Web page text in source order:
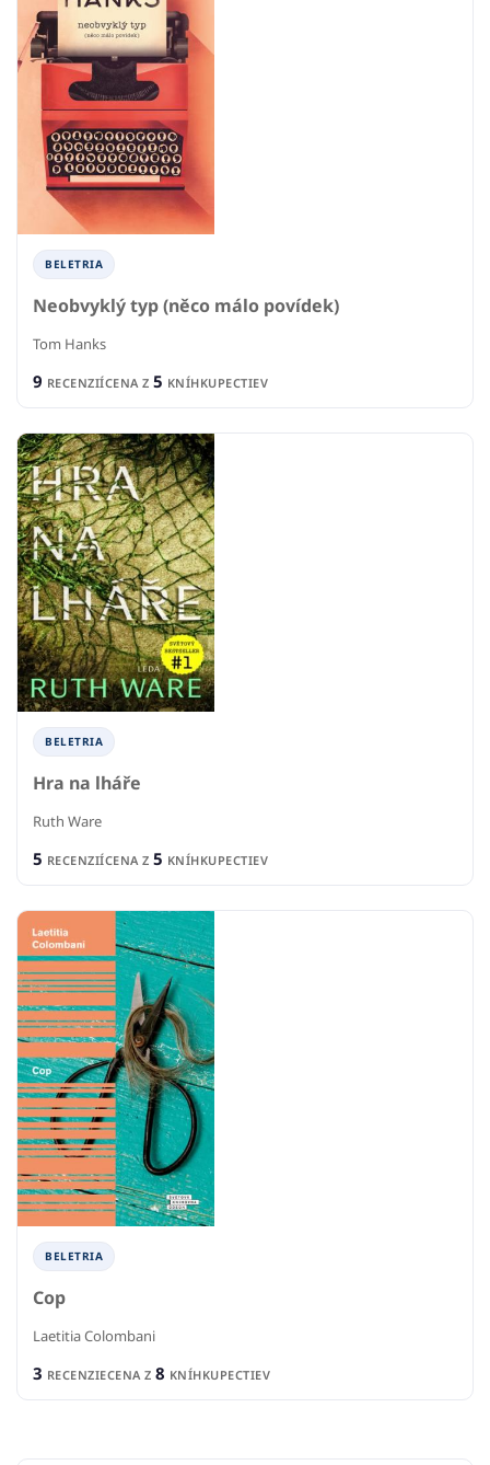
BELETRIA
Neobvyklý typ (něco málo povídek)
Tom Hanks
9 RECENZIÍCENA Z 5 KNÍHKUPECTIEV
BELETRIA
Hra na lháře
Ruth Ware
5 RECENZIÍCENA Z 5 KNÍHKUPECTIEV
BELETRIA
Cop
Laetitia Colombani
3 RECENZIECENA Z 8 KNÍHKUPECTIEV